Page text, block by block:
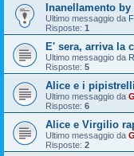
Inanellamento by
Ultimo messaggio da
Risposte: 1
E' sera, arriva la
Ultimo messaggio da
Risposte: 5
Alice e i pipistrelli
Ultimo messaggio da
Risposte: 6
Alice e Virgilio
Ultimo messaggio da
Risposte: 2